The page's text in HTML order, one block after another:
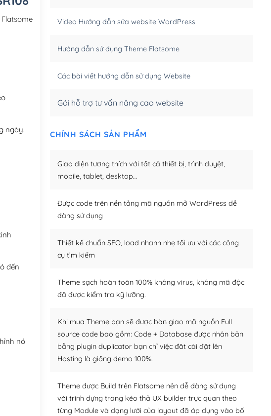
SSD (1 năm)
(+950,000₫)
ngày.
đến
nó
Video Hướng dẫn sửa website WordPress
Hướng dẫn sử dụng Theme Flatsome
Các bài viết hướng dẫn sử dụng Website
Gói hỗ trợ tư vấn nâng cao website
CHÍNH SÁCH SẢN PHẨM
Giao diện tương thích với tất cả thiết bị, trình duyệt,
mobile, tablet, desktop…
Được code trên nền tảng mã nguồn mở WordPress dễ
dàng sử dụng
Thiết kế chuẩn SEO, load nhanh nhẹ tối ưu với các công
cụ tìm kiếm
Theme sạch hoàn toàn 100% không virus, không mã độc
đã được kiểm tra kỹ lưỡng.
Khi mua Theme bạn sẽ được bàn giao mã nguồn Full
source code bao gồm: Code + Database được nhân bản
bằng plugin duplicator bạn chỉ việc đăt cài đặt lên
Hosting là giống demo 100%.
Theme được Build trên Flatsome nên dễ dàng sử dụng
với trình dựng trang kéo thả UX builder trực quan theo
từng Module và dạng lưới của layout đã áp dụng vào bố